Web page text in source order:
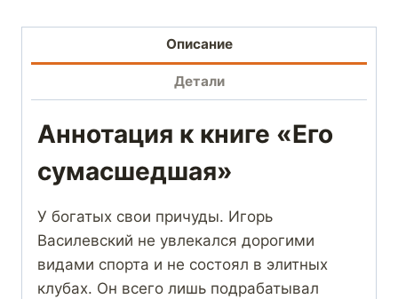
Описание
Детали
Аннотация к книге «Его
сумасшедшая»
У богатых свои причуды. Игорь
Василевский не увлекался дорогими
видами спорта и не состоял в элитных
клубах. Он всего лишь подрабатывал